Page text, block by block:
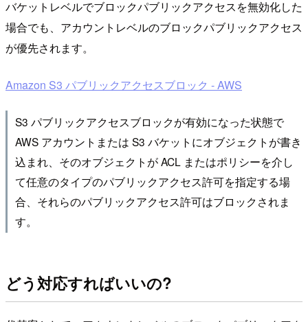
バケットレベルでブロックパブリックアクセスを無効化した
場合でも、アカウントレベルのブロックパブリックアクセス
が優先されます。
Amazon S3 パブリックアクセスブロック - AWS
S3 パブリックアクセスブロックが有効になった状態で
AWS アカウントまたは S3 バケットにオブジェクトが書き
込まれ、そのオブジェクトが ACL またはポリシーを介し
て任意のタイプのパブリックアクセス許可を指定する場
合、それらのパブリックアクセス許可はブロックされま
す。
どう対応すればいいの?